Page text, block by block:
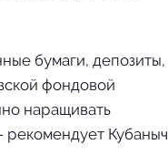
бумаги, депозиты,
фондовой
наращивать
Кубаныч